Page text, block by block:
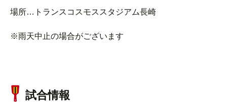
場所…トランスコスモススタジアム長崎
※雨天中止の場合がございます
試合情報